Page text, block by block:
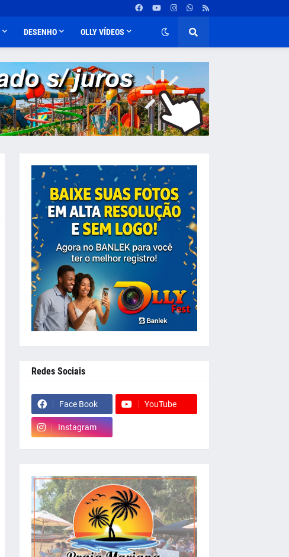
DESENHO OLLY VÍDEOS
Redes Sociais
Face Book YouTube
Instagram